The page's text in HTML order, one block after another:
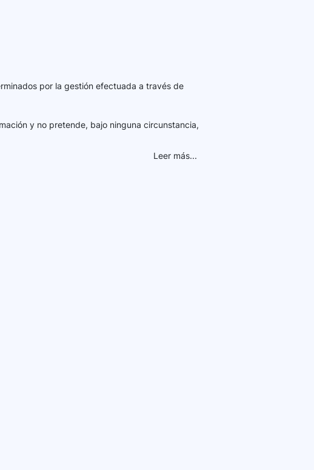
por la gestión efectuada a través de
y no pretende, bajo ninguna circunstancia,
Leer más...